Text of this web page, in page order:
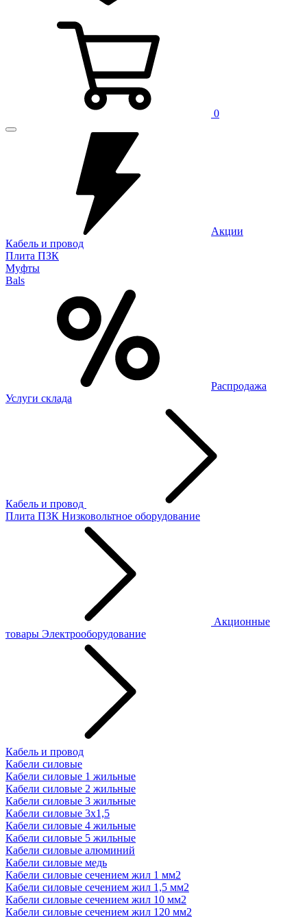
0
Акции
Кабель и провод
Плита ПЗК
Муфты
Bals
Распродажа
Услуги склада
Кабель и провод
Плита ПЗК Низковольтное оборудование
Акционные
товары Электрооборудование
Кабель и провод
Кабели силовые
Кабели силовые 1 жильные
Кабели силовые 2 жильные
Кабели силовые 3 жильные
Кабели силовые 3х1,5
Кабели силовые 4 жильные
Кабели силовые 5 жильные
Кабели силовые алюминий
Кабели силовые медь
Кабели силовые сечением жил 1 мм2
Кабели силовые сечением жил 1,5 мм2
Кабели силовые сечением жил 10 мм2
Кабели силовые сечением жил 120 мм2